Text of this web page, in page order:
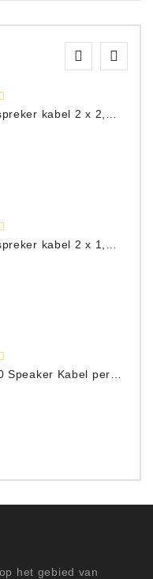
C276 Luidspreker kabel 2 x 2,50 mm² (per meter)
Equator 2.0 Speaker Kabel per meter
het gebied van